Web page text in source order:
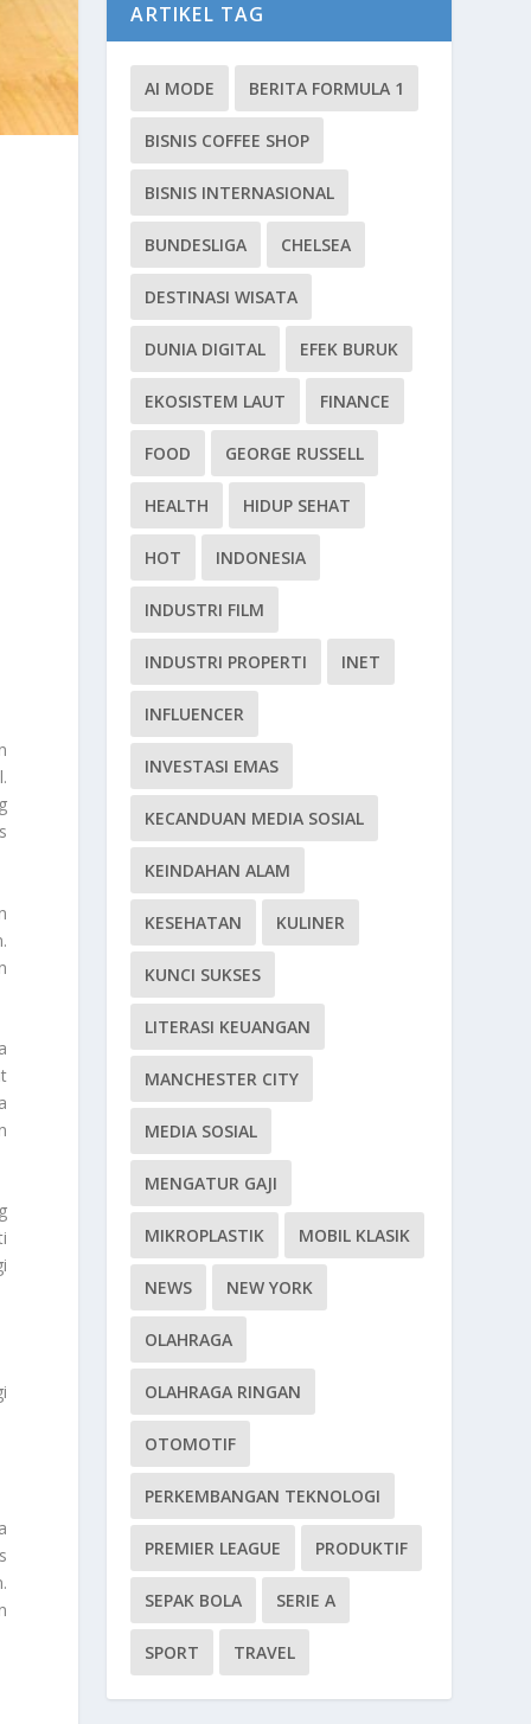
ARTIKEL TAG
AI MODE BERITA FORMULA 1
BISNIS COFFEE SHOP
BISNIS INTERNASIONAL
BUNDESLIGA CHELSEA
DESTINASI WISATA
DUNIA DIGITAL EFEK BURUK
EKOSISTEM LAUT FINANCE
FOOD GEORGE RUSSELL
HEALTH HIDUP SEHAT
HOT INDONESIA
INDUSTRI FILM
INDUSTRI PROPERTI INET
INFLUENCER
INVESTASI EMAS
KECANDUAN MEDIA SOSIAL
KEINDAHAN ALAM
KESEHATAN KULINER
KUNCI SUKSES
LITERASI KEUANGAN
MANCHESTER CITY
MEDIA SOSIAL
MENGATUR GAJI
MIKROPLASTIK MOBIL KLASIK
NEWS NEW YORK
OLAHRAGA
OLAHRAGA RINGAN
OTOMOTIF
PERKEMBANGAN TEKNOLOGI
PREMIER LEAGUE PRODUKTIF
SEPAK BOLA SERIE A
SPORT TRAVEL